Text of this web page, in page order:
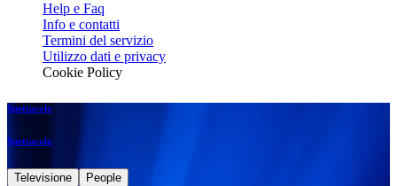
Help e Faq
Info e contatti
Termini del servizio
Utilizzo dati e privacy
Cookie Policy
Spettacolo
Spettacolo
Televisione People